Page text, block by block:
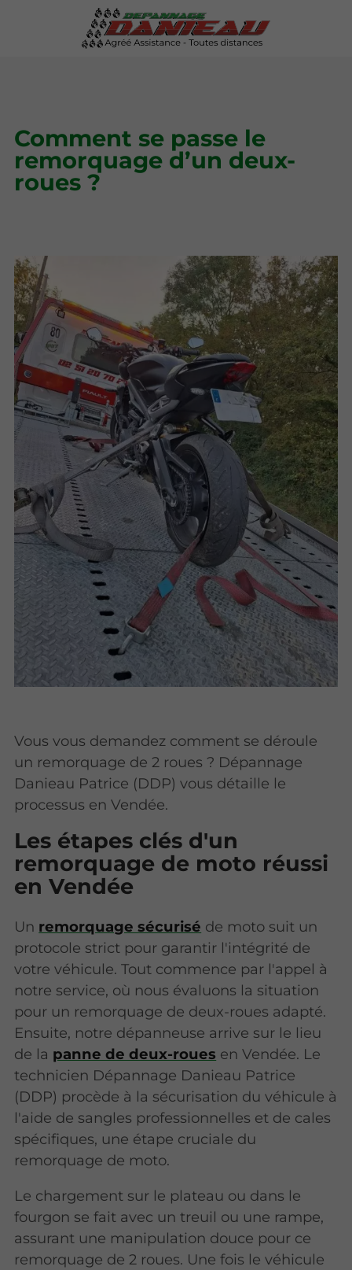
Comment se passe le
remorquage d’un deux-
roues ?
Vous vous demandez comment se déroule
un remorquage de 2 roues ? Dépannage
Danieau Patrice (DDP) vous détaille le
processus en Vendée.
Les étapes clés d'un
remorquage de moto réussi
en Vendée
Un remorquage sécurisé de moto suit un
protocole strict pour garantir l'intégrité de
votre véhicule. Tout commence par l'appel à
notre service, où nous évaluons la situation
pour un remorquage de deux-roues adapté.
Ensuite, notre dépanneuse arrive sur le lieu
de la panne de deux-roues en Vendée. Le
technicien Dépannage Danieau Patrice
(DDP) procède à la sécurisation du véhicule à
l'aide de sangles professionnelles et de cales
spécifiques, une étape cruciale du
remorquage de moto.
Le chargement sur le plateau ou dans le
fourgon se fait avec un treuil ou une rampe,
assurant une manipulation douce pour ce
remorquage de 2 roues. Une fois le véhicule